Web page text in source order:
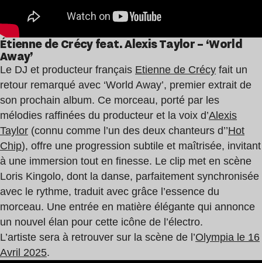
Étienne de Crécy feat. Alexis Taylor – ‘World
Away’
Le DJ et producteur français Etienne de Crécy fait un
retour remarqué avec ‘World Away’, premier extrait de
son prochain album. Ce morceau, porté par les
mélodies raffinées du producteur et la voix d’Alexis
Taylor (connu comme l’un des deux chanteurs d’’Hot
Chip), offre une progression subtile et maîtrisée, invitant
à une immersion tout en finesse. Le clip met en scène
Loris Kingolo, dont la danse, parfaitement synchronisée
avec le rythme, traduit avec grâce l’essence du
morceau. Une entrée en matière élégante qui annonce
un nouvel élan pour cette icône de l’électro.
L’artiste sera à retrouver sur la scène de l’Olympia le 16
Avril 2025.